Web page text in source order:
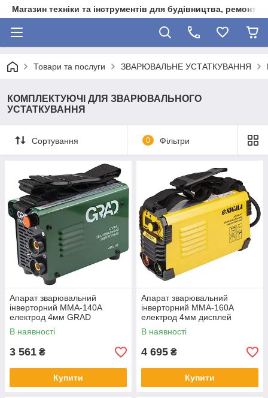
Магазин техніки та інструментів для будівництва, ремонту,
Товари та послуги ЗВАРЮВАЛЬНЕ УСТАТКУВАННЯ
КОМПЛЕКТУЮЧІ ДЛЯ ЗВАРЮВАЛЬНОГО
УСТАТКУВАННЯ
Сортування 0 Фільтри
Апарат зварювальний
інверторний ММА-140А
електрод 4мм GRAD
(5387915)
В наявності
3 561 ₴
Купити
Апарат зварювальний
інверторний ММА-160А
електрод 4мм дисплей
SIGMA (5387571)
В наявності
4 695 ₴
Купити